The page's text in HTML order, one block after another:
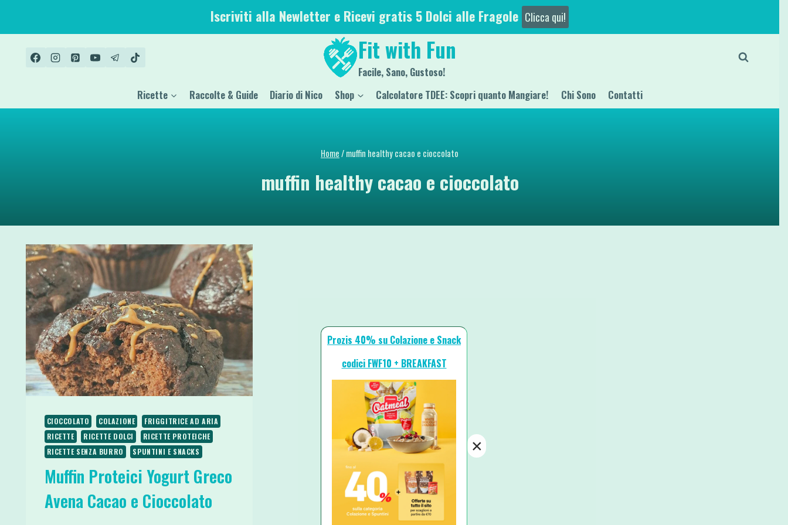
contenuto
Iscriviti alla Newletter e Ricevi gratis 5 Dolci alle Fragole Clicca qui!
Fit with Fun
Facile, Sano, Gustoso!
Ricette Raccolte & Guide Diario di Nico Shop Calcolatore TDEE: Scopri quanto Mangiare! Chi Sono Contatti
Home/muffin healthy cacao e cioccolato
muffin healthy cacao e cioccolato
CIOCCOLATO COLAZIONE
FRIGGITRICE AD ARIA
RICETTE
RICETTE DOLCI
RICETTE PROTEICHE
RICETTE SENZA BURRO
SPUNTINI E SNACKS
Muffin Proteici Yogurt Greco
Avena Cacao e Cioccolato
Prozis 40% su Colazione e Snack
codici FWF10 + BREAKFAST
×